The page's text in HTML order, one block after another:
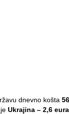
dnevno košta
Ukrajina – 2,6 eura